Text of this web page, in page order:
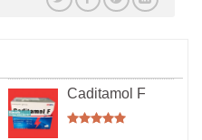
Caditamol F